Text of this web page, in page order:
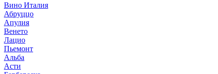
Вино Италия
Абруццо
Апулия
Венето
Лацио
Пьемонт
Альба
Асти